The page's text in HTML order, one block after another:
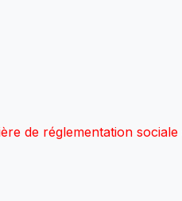
de réglementation